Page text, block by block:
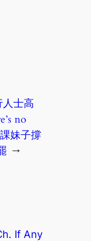
人士高
no
課妹子撐
→
If Any